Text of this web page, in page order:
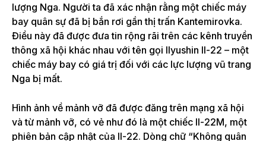
lượng Nga. Người ta đã xác nhận rằng một chiếc máy
bay quân sự đã bị bắn rơi gần thị trấn Kantemirovka.
Điều này đã được đưa tin rộng rãi trên các kênh truyền
thông xã hội khác nhau với tên gọi Ilyushin Il-22 – một
chiếc máy bay có giá trị đối với các lực lượng vũ trang
Nga bị mất.
Hình ảnh về mảnh vỡ đã được đăng trên mạng xã hội
và từ mảnh vỡ, có vẻ như đó là một chiếc Il-22M, một
phiên bản cập nhật của Il-22. Dòng chữ “Không quân